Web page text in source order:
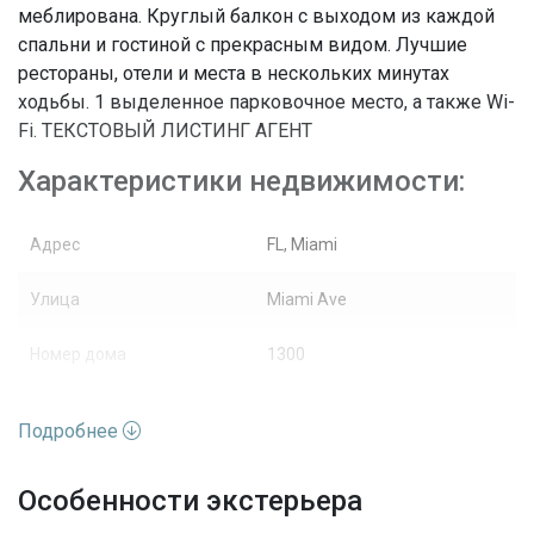
меблирована. Круглый балкон с выходом из каждой
спальни и гостиной с прекрасным видом. Лучшие
рестораны, отели и места в нескольких минутах
ходьбы. 1 выделенное парковочное место, а также Wi-
Fi. ТЕКСТОВЫЙ ЛИСТИНГ АГЕНТ
Характеристики недвижимости:
Адрес FL, Miami
Улица Miami Ave
1300
Вид недвижимости
Подробнее
Особенности экстерьера